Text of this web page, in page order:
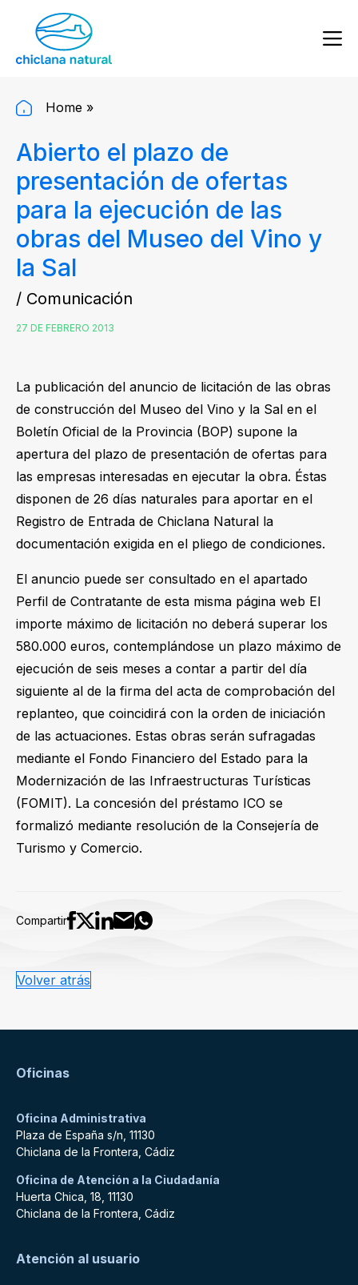
Home »
Abierto el plazo de
presentación de ofertas
para la ejecución de las
obras del Museo del Vino y
la Sal
/ Comunicación
27 DE FEBRERO 2013
La publicación del anuncio de licitación de las obras
de construcción del Museo del Vino y la Sal en el
Boletín Oficial de la Provincia (BOP) supone la
apertura del plazo de presentación de ofertas para
las empresas interesadas en ejecutar la obra. Éstas
disponen de 26 días naturales para aportar en el
Registro de Entrada de Chiclana Natural la
documentación exigida en el pliego de condiciones.
El anuncio puede ser consultado en el apartado
Perfil de Contratante de esta misma página web El
importe máximo de licitación no deberá superar los
580.000 euros, contemplándose un plazo máximo de
ejecución de seis meses a contar a partir del día
siguiente al de la firma del acta de comprobación del
replanteo, que coincidirá con la orden de iniciación
de las actuaciones. Estas obras serán sufragadas
mediante el Fondo Financiero del Estado para la
Modernización de las Infraestructuras Turísticas
(FOMIT). La concesión del préstamo ICO se
formalizó mediante resolución de la Consejería de
Turismo y Comercio.
Compartir
Volver atrás
Oficinas
Oficina Administrativa
Plaza de España s/n, 11130
Chiclana de la Frontera, Cádiz
Oficina de Atención a la Ciudadanía
Huerta Chica, 18, 11130
Chiclana de la Frontera, Cádiz
Atención al usuario